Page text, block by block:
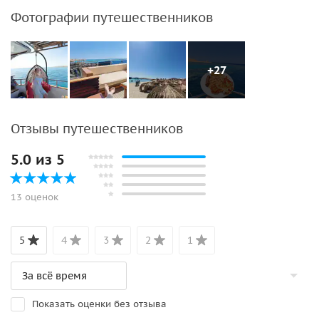
Фотографии путешественников
+27
Отзывы путешественников
5.0 из 5
13 оценок
5 4 3 2 1
Показать оценки без отзыва